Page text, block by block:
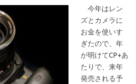
今年はレン
ズとカメラに
お金を使いす
ぎたので、年
が明けてCP+あ
たりで、来年
発売される予